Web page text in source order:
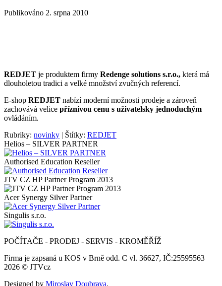
Publikováno 2. srpna 2010
REDJET je produktem firmy Redenge solutions s.r.o., která má
dlouholetou tradici a velké množství zvučných referencí.
E-shop REDJET nabízí moderní možnosti prodeje a zároveň
zachovává velice příznivou cenu s uživatelsky jednoduchým
ovládáním.
Rubriky: novinky | Štítky: REDJET
Helios – SILVER PARTNER
Authorised Education Reseller
JTV CZ HP Partner Program 2013
Acer Synergy Silver Partner
Singulis s.r.o.
POČÍTAČE - PRODEJ - SERVIS - KROMĚŘÍŽ
Firma je zapsaná u KOS v Brně odd. C vl. 36627, IČ:25595563
2026 © JTVcz
Designed by Miroslav Doubrava.